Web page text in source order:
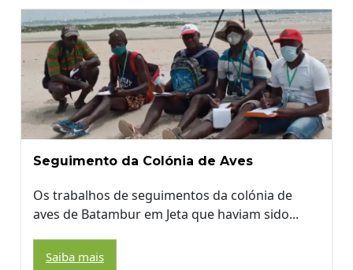
Seguimento da Colónia de Aves
Os trabalhos de seguimentos da colónia de
aves de Batambur em Jeta que haviam sido...
Saiba mais